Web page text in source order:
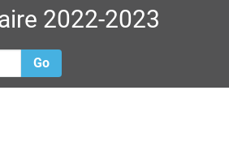
2022-2023
Go